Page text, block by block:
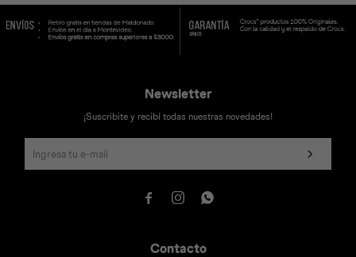
Contacto
Newsletter
¡Suscribite y recibí todas nuestras novedades!
  